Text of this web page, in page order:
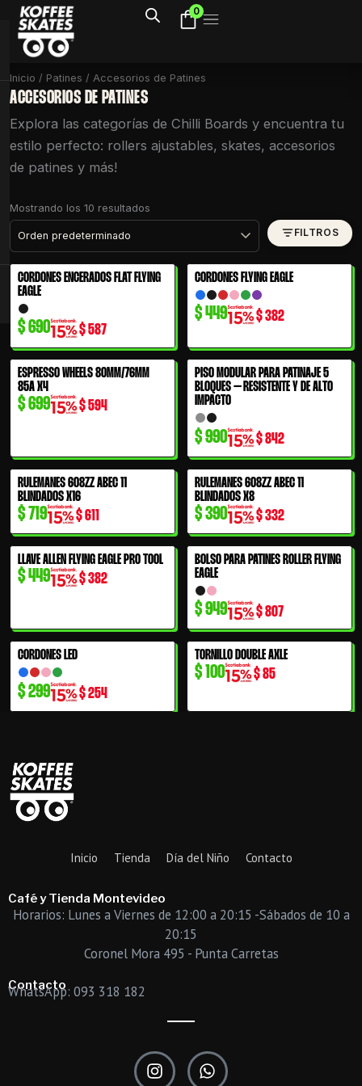
contenido
0
Inicio / Patines / Accesorios de Patines
ACCESORIOS DE PATINES
Explora las categorías de Chilli Boards y encuentra tu
estilo perfecto: rollers ajustables, skates, accesorios
de patines y más!
Mostrando los 10 resultados
FILTROS
CORDONES ENCERADOS FLAT FLYING
EAGLE
$690 $587
CORDONES FLYING EAGLE
$449 $382
ESPRESSO WHEELS 80MM/76MM
85A X4
$699 $594
PISO MODULAR PARA PATINAJE 5
BLOQUES – RESISTENTE Y DE ALTO
IMPACTO
$990 $842
RULEMANES 608ZZ ABEC 11
BLINDADOS X16
$719 $611
RULEMANES 608ZZ ABEC 11
BLINDADOS X8
$390 $332
LLAVE ALLEN FLYING EAGLE PRO TOOL
$449 $382
BOLSO PARA PATINES ROLLER FLYING
EAGLE
$949 $807
CORDONES LED
$299 $254
TORNILLO DOUBLE AXLE
$100 $85
Inicio Tienda Día del Niño Contacto
Café y Tienda Montevideo
Horarios: Lunes a Viernes de 12:00 a 20:15 -Sábados de 10 a
20:15
Coronel Mora 495 - Punta Carretas
Contacto
WhatsApp: 093 318 182
I
n
W
h